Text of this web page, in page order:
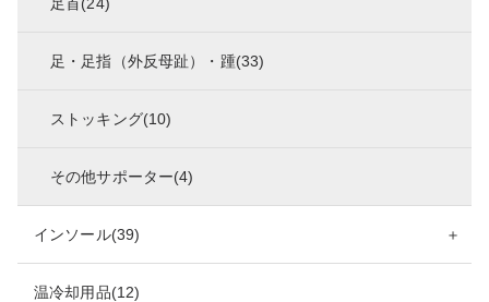
足・足指（外反母趾）・踵(33)
ストッキング(10)
その他サポーター(4)
インソール(39) ＋
温冷却用品(12)